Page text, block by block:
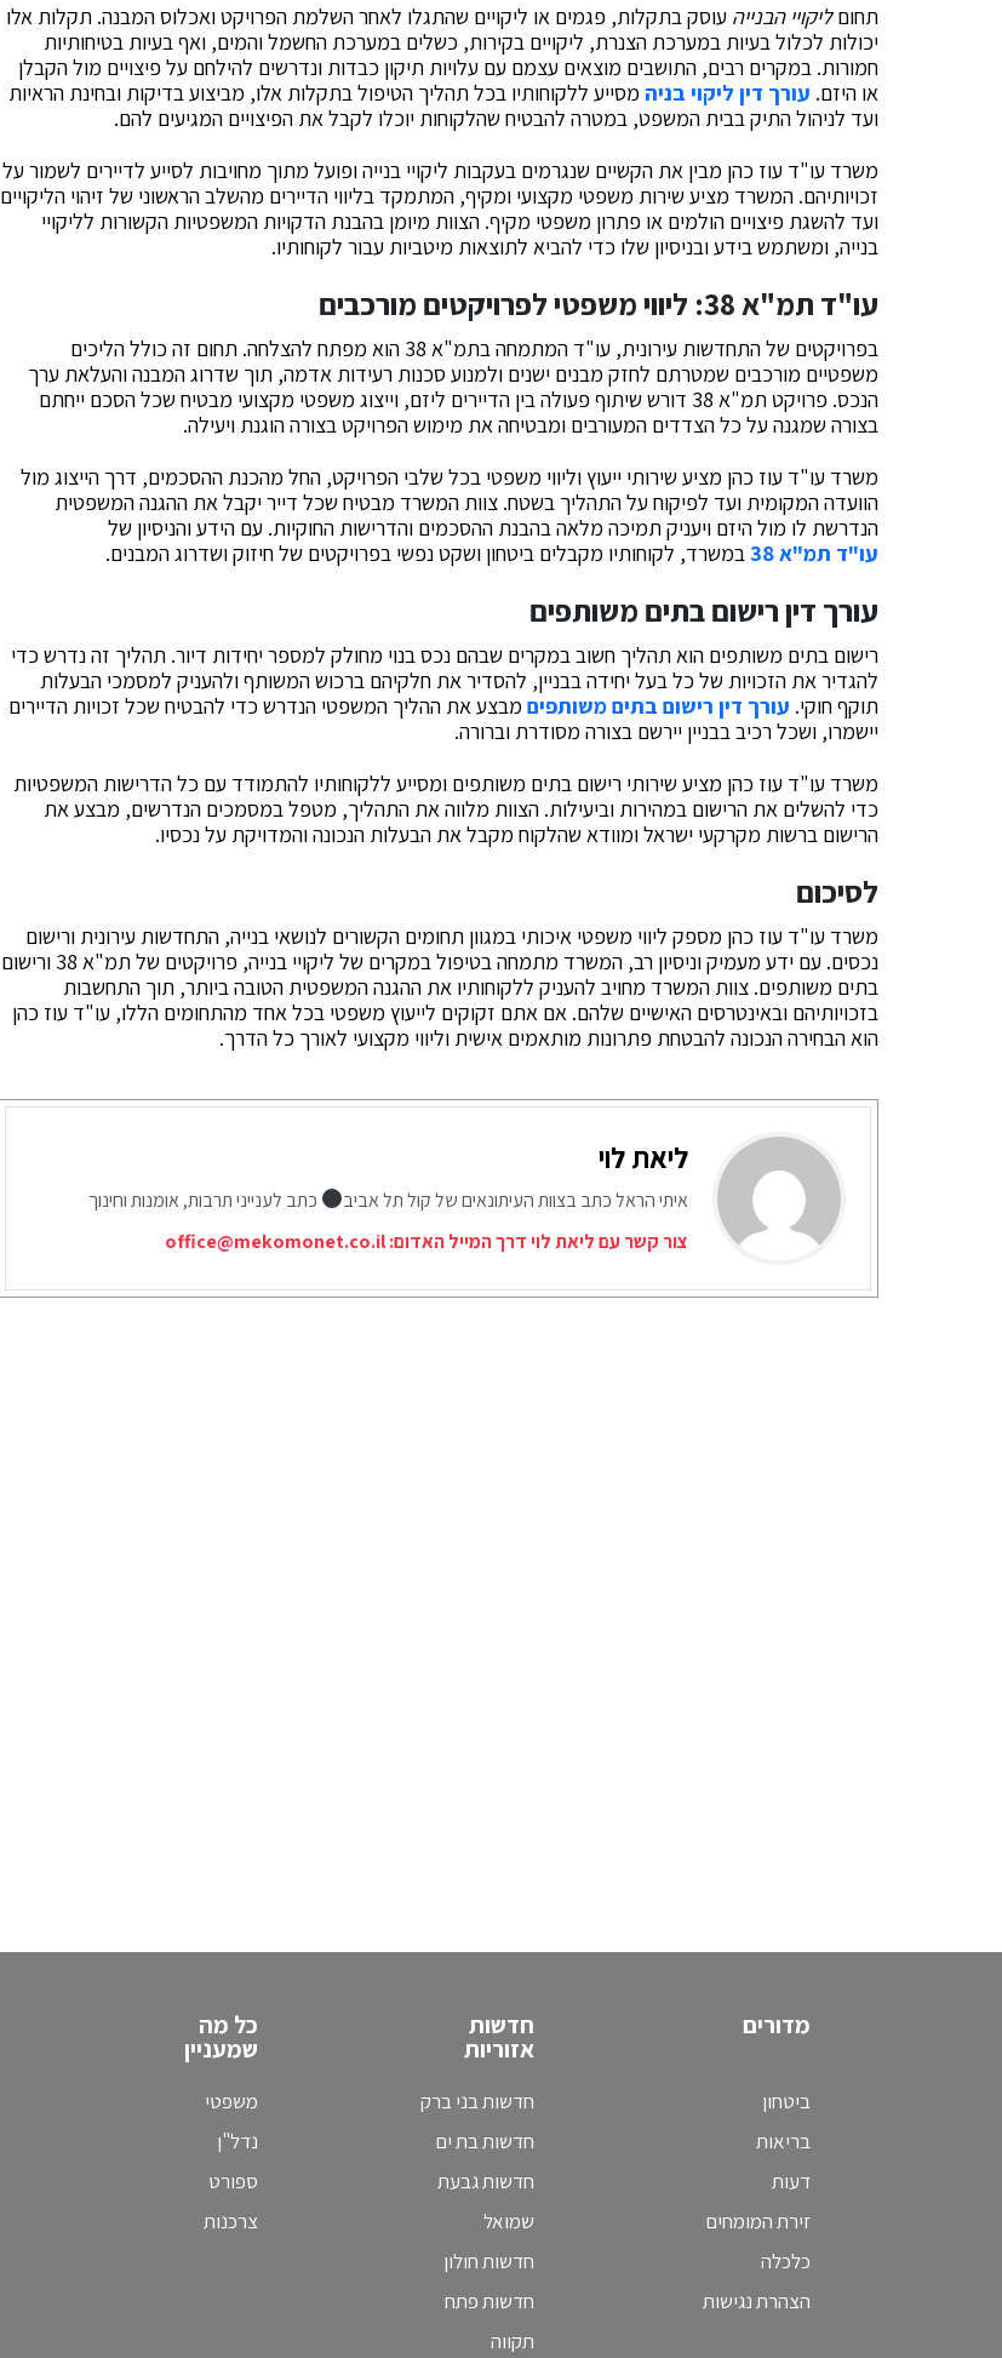
תחוםליקויי הבנייה עוסק בתקלות, פגמים או ליקויים שהתגלו לאחר השלמת הפרויקט ואכלוס המבנה. תקלות אלו
יכולות לכלול בעיות במערכת הצנרת, ליקויים בקירות, כשלים במערכת החשמל והמים, ואף בעיות בטיחותיות
חמורות. במקרים רבים, התושבים מוצאים עצמם עם עלויות תיקון כבדות ונדרשים להילחם על פיצויים מול הקבלן
או היזם. עורך דין ליקוי בניה מסייע ללקוחותיו בכל תהליך הטיפול בתקלות אלו, מביצוע בדיקות ובחינת הראיות
ועד לניהול התיק בבית המשפט, במטרה להבטיח שהלקוחות יוכלו לקבל את הפיצויים המגיעים להם.
משרד עו"ד עוז כהן מבין את הקשיים שנגרמים בעקבות ליקויי בנייה ופועל מתוך מחויבות לסייע לדיירים לשמור על
זכויותיהם. המשרד מציע שירות משפטי מקצועי ומקיף, המתמקד בליווי הדיירים מהשלב הראשוני של זיהוי הליקויים
ועד להשגת פיצויים הולמים או פתרון משפטי מקיף. הצוות מיומן בהבנת הדקויות המשפטיות הקשורות לליקויי
בנייה, ומשתמש בידע ובניסיון שלו כדי להביא לתוצאות מיטביות עבור לקוחותיו.
עו"ד תמ"א 38: ליווי משפטי לפרויקטים מורכבים
בפרויקטים של התחדשות עירונית, עו"ד המתמחה בתמ"א 38 הוא מפתח להצלחה. תחום זה כולל הליכים
משפטיים מורכבים שמטרתם לחזק מבנים ישנים ולמנוע סכנות רעידות אדמה, תוך שדרוג המבנה והעלאת ערך
הנכס. פרויקט תמ"א 38 דורש שיתוף פעולה בין הדיירים ליזם, וייצוג משפטי מקצועי מבטיח שכל הסכם ייחתם
בצורה שמגנה על כל הצדדים המעורבים ומבטיחה את מימוש הפרויקט בצורה הוגנת ויעילה.
משרד עו"ד עוז כהן מציע שירותי ייעוץ וליווי משפטי בכל שלבי הפרויקט, החל מהכנת ההסכמים, דרך הייצוג מול
הוועדה המקומית ועד לפיקוח על התהליך בשטח. צוות המשרד מבטיח שכל דייר יקבל את ההגנה המשפטית
הנדרשת לו מול היזם ויעניק תמיכה מלאה בהבנת ההסכמים והדרישות החוקיות. עם הידע והניסיון של
עו"ד תמ"א 38
במשרד, לקוחותיו מקבלים ביטחון ושקט נפשי בפרויקטים של חיזוק ושדרוג המבנים.
עורך דין רישום בתים משותפים
רישום בתים משותפים הוא תהליך חשוב במקרים שבהם נכס בנוי מחולק למספר יחידות דיור. תהליך זה נדרש כדי
להגדיר את הזכויות של כל בעל יחידה בבניין, להסדיר את חלקיהם ברכוש המשותף ולהעניק למסמכי הבעלות
תוקף חוקי. עורך דין רישום בתים משותפים מבצע את ההליך המשפטי הנדרש כדי להבטיח שכל זכויות הדיירים
יישמרו, ושכל רכיב בבניין יירשם בצורה מסודרת וברורה.
משרד עו"ד עוז כהן מציע שירותי רישום בתים משותפים ומסייע ללקוחותיו להתמודד עם כל הדרישות המשפטיות
כדי להשלים את הרישום במהירות וביעילות. הצוות מלווה את התהליך, מטפל במסמכים הנדרשים, מבצע את
הרישום ברשות מקרקעי ישראל ומוודא שהלקוח מקבל את הבעלות הנכונה והמדויקת על נכסיו.
לסיכום
משרד עו"ד עוז כהן מספק ליווי משפטי איכותי במגוון תחומים הקשורים לנושאי בנייה, התחדשות עירונית ורישום
נכסים. עם ידע מעמיק וניסיון רב, המשרד מתמחה בטיפול במקרים של ליקויי בנייה, פרויקטים של תמ"א 38 ורישום
בתים משותפים. צוות המשרד מחויב להעניק ללקוחותיו את ההגנה המשפטית הטובה ביותר, תוך התחשבות
בזכויותיהם ובאינטרסים האישיים שלהם. אם אתם זקוקים לייעוץ משפטי בכל אחד מהתחומים הללו, עו"ד עוז כהן
הוא הבחירה הנכונה להבטחת פתרונות מותאמים אישית וליווי מקצועי לאורך כל הדרך.
ליאת לוי
איתי הראל כתב בצוות העיתונאים של קול תל אביב
כתב לענייני תרבות, אומנות וחינוך
צור קשר עם ליאת לוי דרך המייל האדום:office@mekomonet.co.il
מדורים
ביטחון
בריאות
דעות
זירת המומחים
כלכלה
הצהרת נגישות
חדשות
אזוריות
חדשות בני ברק
חדשות בת ים
חדשות גבעת
שמואל
חדשות חולון
חדשות פתח
תקווה
כל מה
שמעניין
משפטי
נדל"ן
ספורט
צרכנות